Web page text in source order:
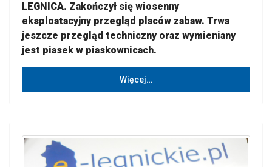
LEGNICA. Zakończył się wiosenny
eksploatacyjny przegląd placów zabaw. Trwa
jeszcze przegląd techniczny oraz wymieniany
jest piasek w piaskownicach.
Więcej…